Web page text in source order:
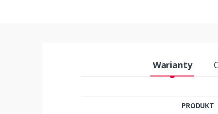
Warianty
PRODUKT